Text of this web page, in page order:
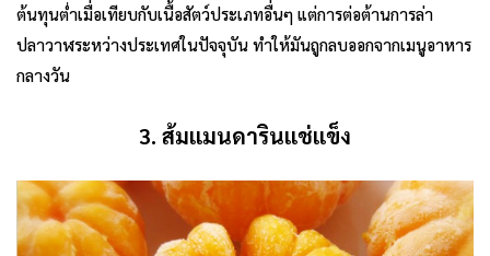
ต้นทุนต่ำเมื่อเทียบกับเนื้อสัตว์ประเภทอื่นๆ แต่การต่อต้านการล่า
ปลาวาฬระหว่างประเทศในปัจจุบัน ทำให้มันถูกลบออกจากเมนูอาหาร
กลางวัน
3. ส้มแมนดารินแช่แข็ง